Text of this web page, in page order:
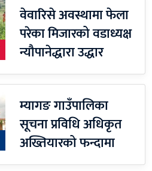
वेवारिसे अवस्थामा फेला
परेका मिजारको वडाध्यक्ष
न्यौपानेद्धारा उद्धार
म्यागङ गाउँपालिका
सूचना प्रविधि अधिकृत
अख्तियारको फन्दामा